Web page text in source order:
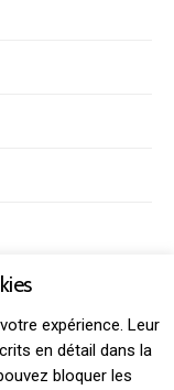
expérience. Leur
en détail dans la
bloquer les